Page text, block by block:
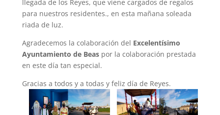
llegada de los Reyes, que viene cargados de regalos
para nuestros residentes., en esta mañana soleada
riada de luz.
Agradecemos la colaboración del Excelentísimo
Ayuntamiento de Beaspor la colaboración prestada
en este día tan especial.
Gracias a todos y a todas y feliz día de Reyes.